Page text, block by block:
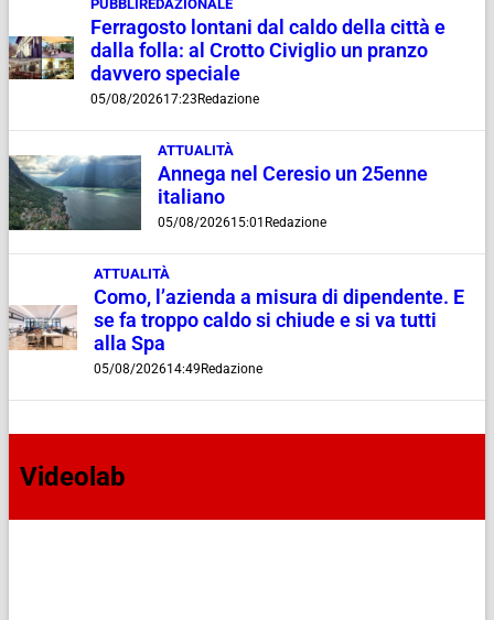
PUBBLIREDAZIONALE
Ferragosto lontani dal caldo della città e
dalla folla: al Crotto Civiglio un pranzo
davvero speciale
05/08/202617:23 Redazione
ATTUALITÀ
Annega nel Ceresio un 25enne
italiano
05/08/202615:01 Redazione
ATTUALITÀ
Como, l’azienda a misura di dipendente. E
se fa troppo caldo si chiude e si va tutti
alla Spa
05/08/202614:49 Redazione
Videolab